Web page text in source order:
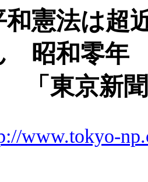
和憲法は
昭和零年
「東京新
www.tokyo-